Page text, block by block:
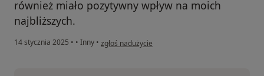
również miało pozytywny wpływ na moich
najbliższych.
14 stycznia 2025 • • Inny • w opinii użytkownika Agnieszka
zgłoś nadużycie